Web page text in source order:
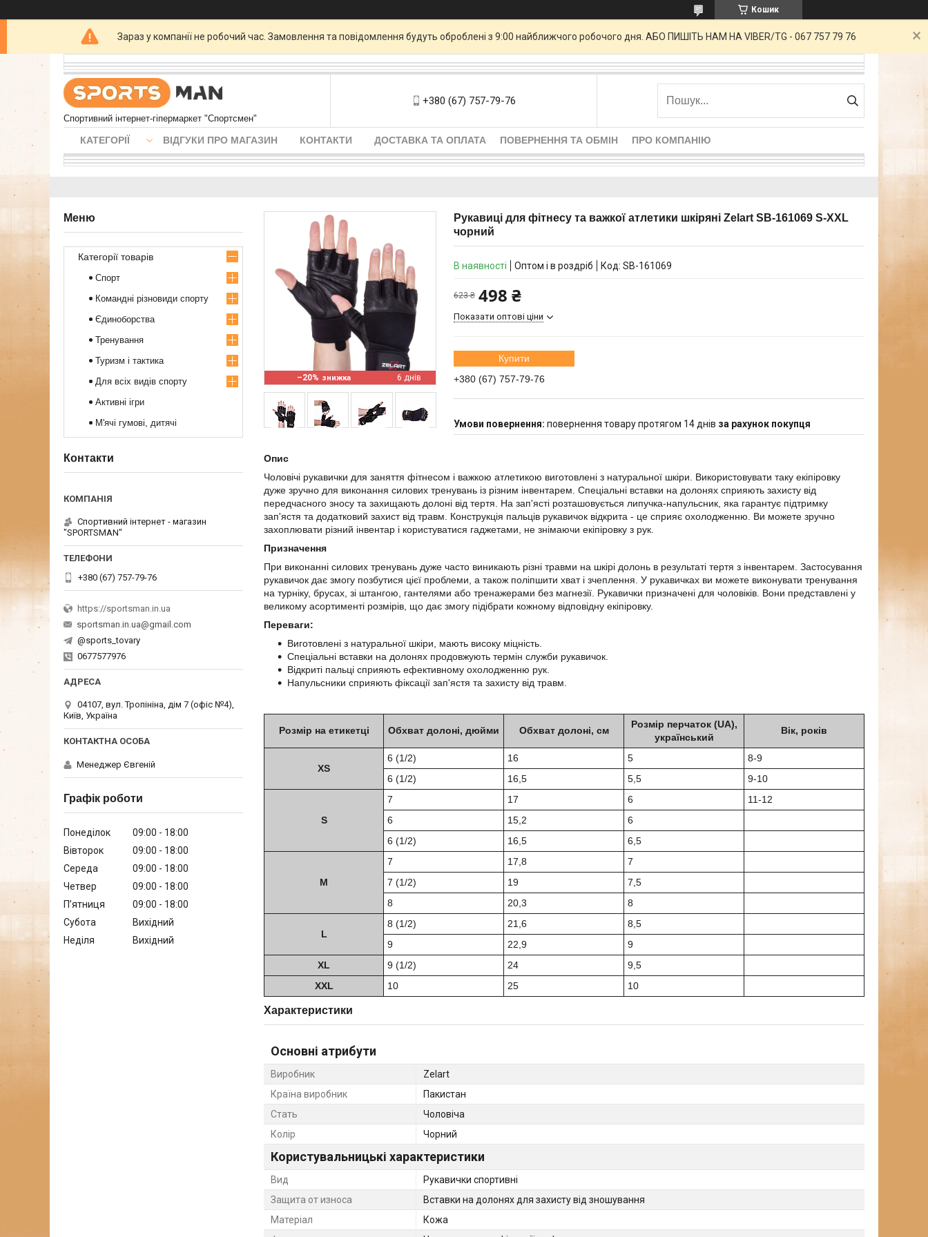
Кошик
Зараз у компанії не робочий час. Замовлення та повідомлення будуть оброблені з 9:00 найближчого робочого дня. АБО ПИШІТЬ НАМ НА VIBER/TG - 067 757 79 76
Спортивний інтернет-гіпермаркет "Спортсмен"
+380 (67) 757-79-76
КАТЕГОРІЇ ВІДГУКИ ПРО МАГАЗИН КОНТАКТИ ДОСТАВКА ТА ОПЛАТА ПОВЕРНЕННЯ ТА ОБМІН ПРО КОМПАНІЮ
–20% 6 днів
Рукавиці для фітнесу та важкої атлетики шкіряні Zelart SB-161069 S-XXL
чорний
В наявності Оптом і в роздріб Код: SB-161069
623 ₴ 498 ₴
Показати оптові ціни
Купити
+380 (67) 757-79-76
повернення товару протягом 14 днів за рахунок покупця
Опис
Чоловічі рукавички для заняття фітнесом і важкою атлетикою виготовлені з натуральної шкіри. Використовувати таку екіпіровку
дуже зручно для виконання силових тренувань із різним інвентарем. Спеціальні вставки на долонях сприяють захисту від
передчасного зносу та захищають долоні від тертя. На зап'ясті розташовується липучка-напульсник, яка гарантує підтримку
зап'ястя та додатковий захист від травм. Конструкція пальців рукавичок відкрита - це сприяє охолодженню. Ви можете зручно
захоплювати різний інвентар і користуватися гаджетами, не знімаючи екіпіровку з рук.
Призначення
При виконанні силових тренувань дуже часто виникають різні травми на шкірі долонь в результаті тертя з інвентарем. Застосування
рукавичок дає змогу позбутися цієї проблеми, а також поліпшити хват і зчеплення. У рукавичках ви можете виконувати тренування
на турніку, брусах, зі штангою, гантелями або тренажерами без магнезії. Рукавички призначені для чоловіків. Вони представлені у
великому асортименті розмірів, що дає змогу підібрати кожному відповідну екіпіровку.
Переваги:
Виготовлені з натуральної шкіри, мають високу міцність.
Спеціальні вставки на долонях продовжують термін служби рукавичок.
Відкриті пальці сприяють ефективному охолодженню рук.
Напульсники сприяють фіксації зап'ястя та захисту від травм.
Розмір на етикетці Обхват долоні, дюйми Обхват долоні, см
Розмір перчаток (UA),
український
Вік, років
XS
6 (1/2) 16 5
8-9
6 (1/2)
16,5 5,5 9-10
S
7 17 6
11-12
6
15,2
6
6 (1/2)
16,5 6,5
M
7 17,8
7
7 (1/2)
19
7,5
8
20,3 8
L
8 (1/2) 21,6
8,5
9
22,9
9
XL
9 (1/2) 24
9,5
XXL
10 25 10
Характеристики
Основні атрибути
Виробник
Zelart
Країна виробник
Пакистан
Стать
Чоловіча
Колір
Чорний
Користувальницькі характеристики
Вид
Рукавички спортивні
Защита от износа
Вставки на долонях для захисту від зношування
Матеріал
Кожа
Категорії товарів
Спорт
Командні різновиди спорту
Єдиноборства
Тренування
Туризм і тактика
Для всіх видів спорту
Активні ігри
М'ячі гумові, дитячі
Контакти
Спортивний iнтернет - магазин
"SPORTSMAN"
+380 (67) 757-79-76
https://sportsman.in.ua
sportsman.in.ua@gmail.com
@sports_tovary
0677577976
04107, вул. Тропініна, дім 7 (офіс №4),
Київ, Україна
Менеджер Євгеній
Графік роботи
Понеділок 09:00
18:00
Вівторок
09:00
18:00
Середа
09:00
18:00
Четвер
09:00
18:00
Пʼятниця
09:00
18:00
Субота
Вихідний
Неділя
Вихідний